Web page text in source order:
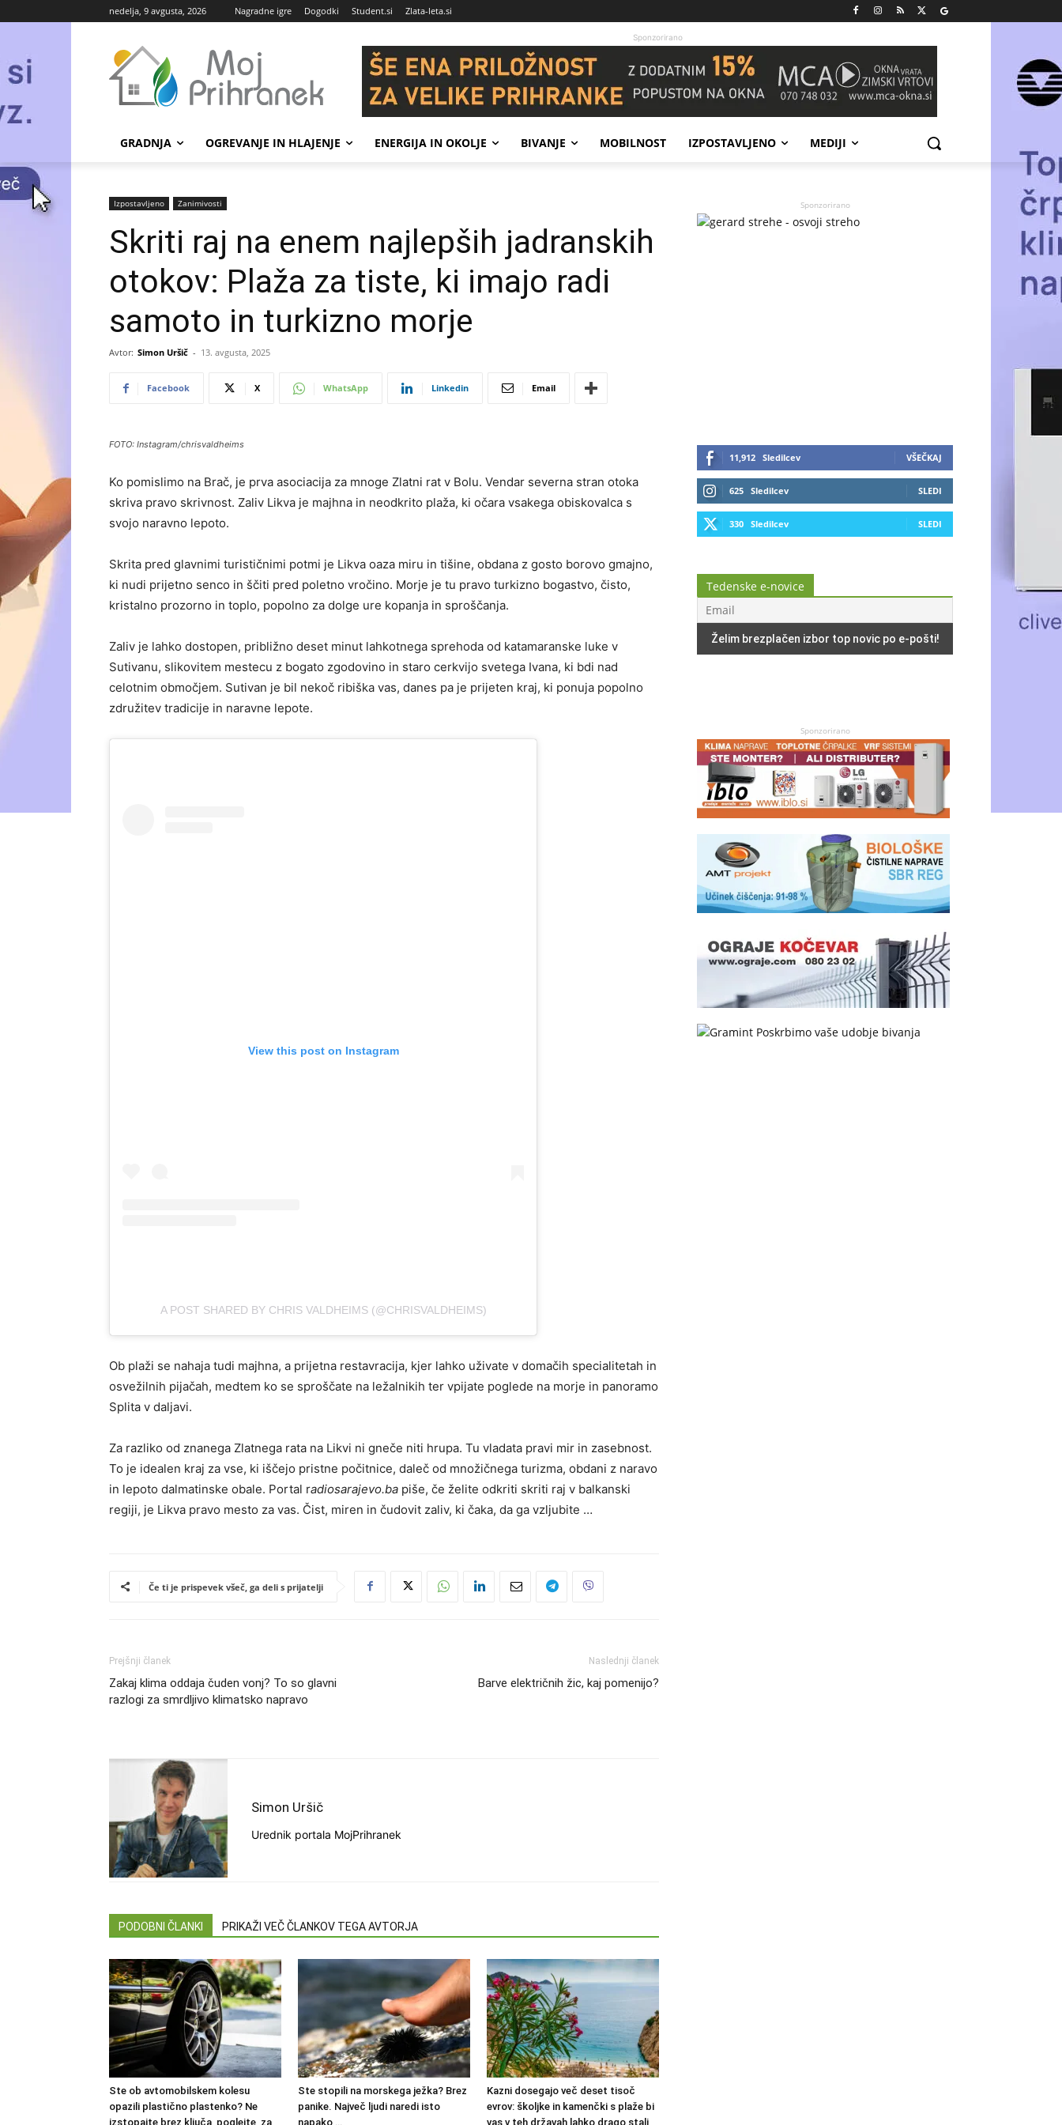
nedelja, 9 avgusta, 2026 Nagradne igre Dogodki Student.si Zlata-leta.si
Sponzorirano
GRADNJA OGREVANJE IN HLAJENJE ENERGIJA IN OKOLJE BIVANJE MOBILNOST IZPOSTAVLJENO MEDIJI
Izpostavljeno Zanimivosti
Skriti raj na enem najlepših jadranskih
otokov: Plaža za tiste, ki imajo radi
samoto in turkizno morje
Avtor: Simon Uršič - 13. avgusta, 2025
Facebook X WhatsApp Linkedin Email
FOTO: Instagram/chrisvaldheims
Ko pomislimo na Brač, je prva asociacija za mnoge Zlatni rat v Bolu. Vendar severna stran otoka
skriva pravo skrivnost. Zaliv Likva je majhna in neodkrito plaža, ki očara vsakega obiskovalca s
svojo naravno lepoto.
Skrita pred glavnimi turističnimi potmi je Likva oaza miru in tišine, obdana z gosto borovo gmajno,
ki nudi prijetno senco in ščiti pred poletno vročino. Morje je tu pravo turkizno bogastvo, čisto,
kristalno prozorno in toplo, popolno za dolge ure kopanja in sproščanja.
Zaliv je lahko dostopen, približno deset minut lahkotnega sprehoda od katamaranske luke v
Sutivanu, slikovitem mestecu z bogato zgodovino in staro cerkvijo svetega Ivana, ki bdi nad
celotnim območjem. Sutivan je bil nekoč ribiška vas, danes pa je prijeten kraj, ki ponuja popolno
združitev tradicije in naravne lepote.
View this post on Instagram
A POST SHARED BY CHRIS VALDHEIMS (@CHRISVALDHEIMS)
Ob plaži se nahaja tudi majhna, a prijetna restavracija, kjer lahko uživate v domačih specialitetah in
osvežilnih pijačah, medtem ko se sproščate na ležalnikih ter vpijate poglede na morje in panoramo
Splita v daljavi.
Za razliko od znanega Zlatnega rata na Likvi ni gneče niti hrupa. Tu vladata pravi mir in zasebnost.
To je idealen kraj za vse, ki iščejo pristne počitnice, daleč od množičnega turizma, obdani z naravo
in lepoto dalmatinske obale. Portal radiosarajevo.ba piše, če želite odkriti skriti raj v balkanski
regiji, je Likva pravo mesto za vas. Čist, miren in čudovit zaliv, ki čaka, da ga vzljubite …
Če ti je prispevek všeč, ga deli s prijatelji
Prejšnji članek
Zakaj klima oddaja čuden vonj? To so glavni
razlogi za smrdljivo klimatsko napravo
Naslednji članek
Barve električnih žic, kaj pomenijo?
Simon Uršič
Urednik portala MojPrihranek
PODOBNI ČLANKI PRIKAŽI VEČ ČLANKOV TEGA AVTORJA
Ste ob avtomobilskem kolesu
opazili plastično plastenko? Ne
izstopajte brez ključa, poglejte, za
Ste stopili na morskega ježka? Brez
panike. Največ ljudi naredi isto
napako …
Kazni dosegajo več deset tisoč
evrov: školjke in kamenčki s plaže bi
vas v teh državah lahko drago stali
Sponzorirano
11,912 Sledilcev VŠEČKAJ
625 Sledilcev SLEDI
330 Sledilcev SLEDI
Tedenske e-novice
Sponzorirano